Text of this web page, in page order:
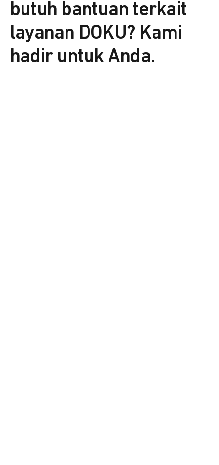
butuh bantuan terkait
layanan DOKU? Kami
hadir untuk Anda.